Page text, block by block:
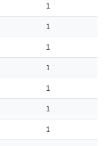
1
1
1
1
1
1
1